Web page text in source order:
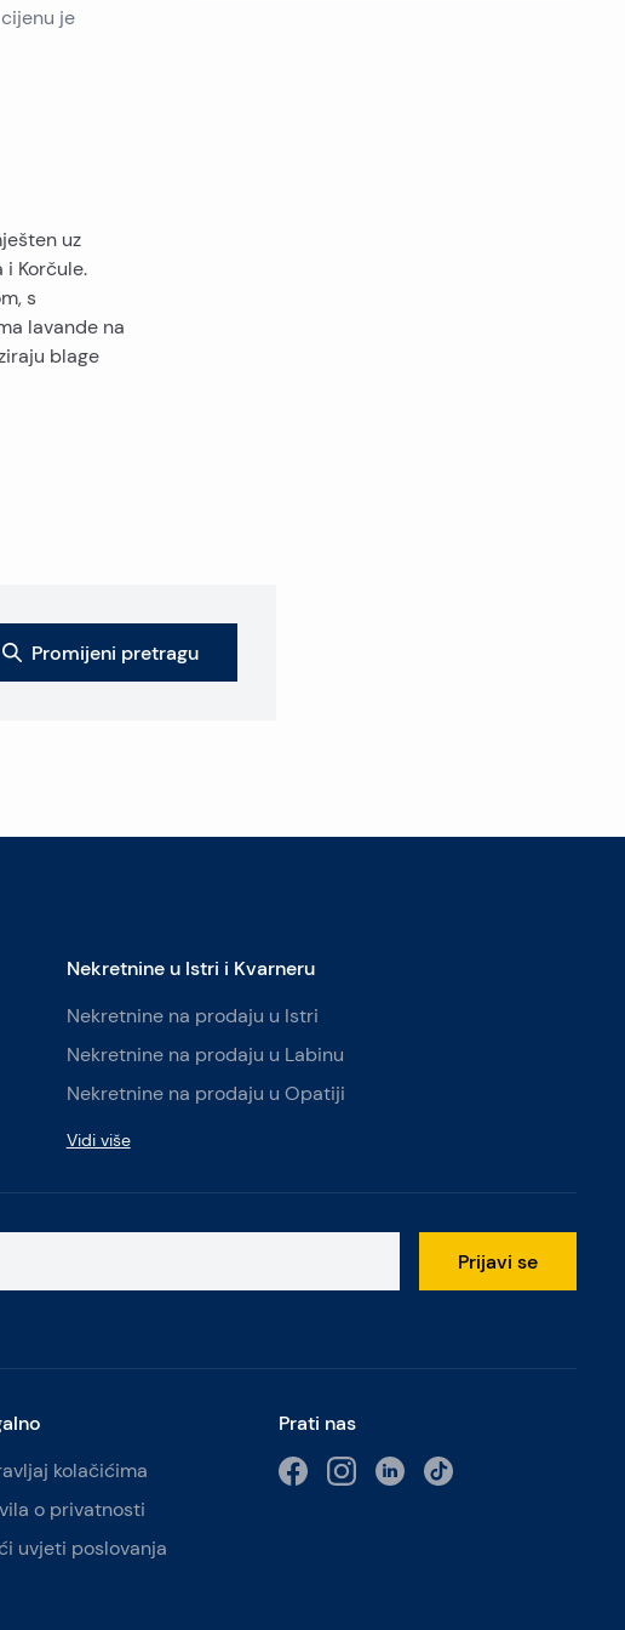
je
uz
Korčule.
s
lavande na
blage
Promijeni pretragu
Prijavi se
Nekretnine u Istri i Kvarneru
Nekretnine na prodaju u Istri
Nekretnine na prodaju u Labinu
Nekretnine na prodaju u Opatiji
Vidi više
kolačićima
o privatnosti
uvjeti poslovanja
Prati nas